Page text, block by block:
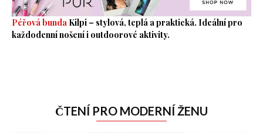
Péřová bunda Kilpi – stylová, teplá a praktická. Ideální pro
každodenní nošení i outdoorové aktivity.
ČTENÍ PRO MODERNÍ ŽENU